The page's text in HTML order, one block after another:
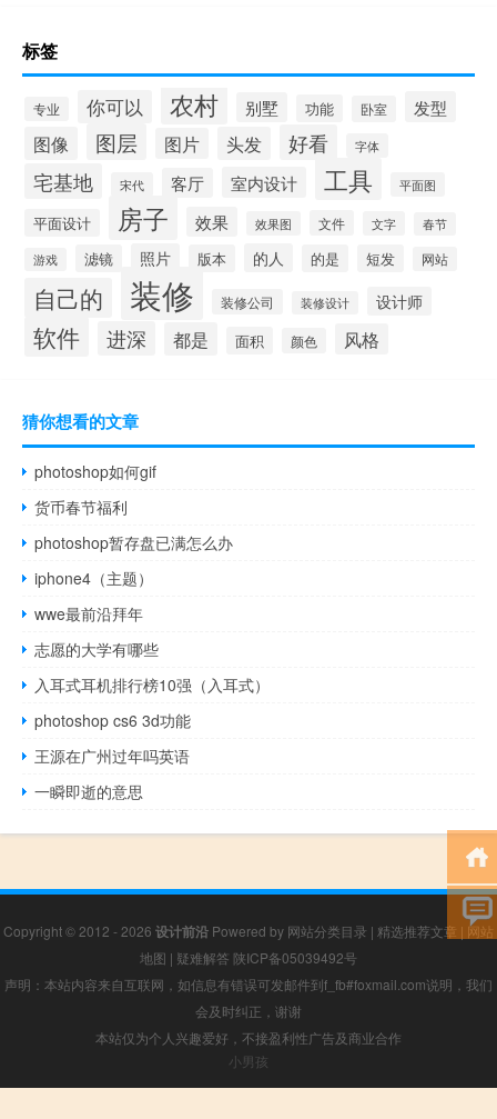
标签
专业 你可以 农村 别墅 功能 卧室 发型
图像 图层 图片 头发 好看 字体
宅基地 宋代 客厅 室内设计 工具 平面图
平面设计 房子 效果 效果图 文件 文字 春节
游戏 滤镜 照片 版本 的人 的是 短发 网站
自己的 装修 装修公司 装修设计 设计师
软件 进深 都是 面积 颜色 风格
猜你想看的文章
photoshop如何gif
货币春节福利
photoshop暂存盘已满怎么办
iphone4（主题）
wwe最前沿拜年
志愿的大学有哪些
入耳式耳机排行榜10强（入耳式）
photoshop cs6 3d功能
王源在广州过年吗英语
一瞬即逝的意思
Copyright © 2012 - 2026 设计前沿 Powered by 网站分类目录 | 精选推荐文章 | 网站
地图 | 疑难解答 陕ICP备05039492号
声明：本站内容来自互联网，如信息有错误可发邮件到f_fb#foxmail.com说明，我们
会及时纠正，谢谢
本站仅为个人兴趣爱好，不接盈利性广告及商业合作
小男孩